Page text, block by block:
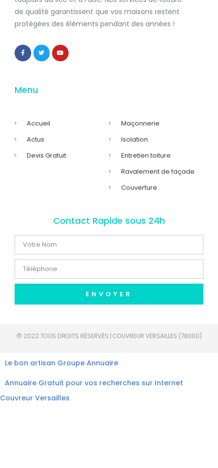
de qualité garantissent que vos maisons restent
protégées des éléments pendant des années !
Menu
Accueil
Actus
Devis Gratuit
Maçonnerie
Isolation
Entretien toiture
Ravalement de façade
Couverture
Contact Rapide sous 24h
ENVOYER
© 2022 TOUS DROITS RÉSERVÉS | COUVREUR VERSAILLES (78000)
Le bon artisan Groupe Annuaire
Annuaire Gratuit pour vos recherches sur Internet
Couvreur Versailles